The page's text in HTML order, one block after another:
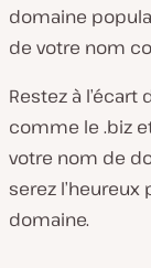
domaine
de votre nom
Restez à
comme le .biz
votre nom de
serez
domaine.